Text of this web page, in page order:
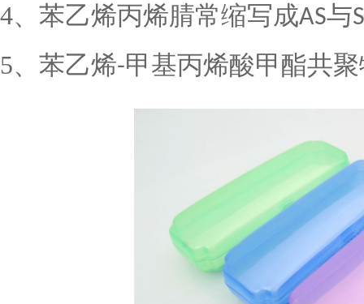
4、苯乙烯丙烯腈常缩写成AS与
5、苯乙烯-甲基丙烯酸甲酯共